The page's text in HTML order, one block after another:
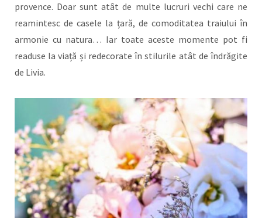
provence. Doar sunt atât de multe lucruri vechi care ne
reamintesc de casele la țară, de comoditatea traiului în
armonie cu natura… Iar toate aceste momente pot fi
readuse la viață și redecorate în stilurile atât de îndrăgite
de Livia.